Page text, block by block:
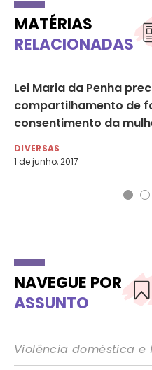
MATÉRIAS
RELACIONADAS
Lei Maria da Penha
compartilhamento de
consentimento da
DIVERSAS
1 de junho, 2017
NAVEGUE POR
ASSUNTO
Violência doméstica e